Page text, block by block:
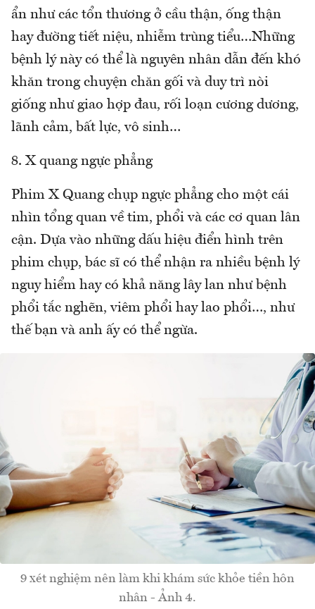
ẩn như các tổn thương ở cầu thận, ống thận
hay đường tiết niệu, nhiễm trùng tiểu…Những
bệnh lý này có thể là nguyên nhân dẫn đến khó
khăn trong chuyện chăn gối và duy trì nòi
giống như giao hợp đau, rối loạn cương dương,
lãnh cảm, bất lực, vô sinh…
8. X quang ngực phẳng
Phim X Quang chụp ngực phẳng cho một cái
nhìn tổng quan về tim, phổi và các cơ quan lân
cận. Dựa vào những dấu hiệu điển hình trên
phim chụp, bác sĩ có thể nhận ra nhiều bệnh lý
nguy hiểm hay có khả năng lây lan như bệnh
phổi tắc nghẽn, viêm phổi hay lao phổi…, như
thế bạn và anh ấy có thể ngừa.
9 xét nghiệm nên làm khi khám sức khỏe tiền hôn
nhân - Ảnh 4.